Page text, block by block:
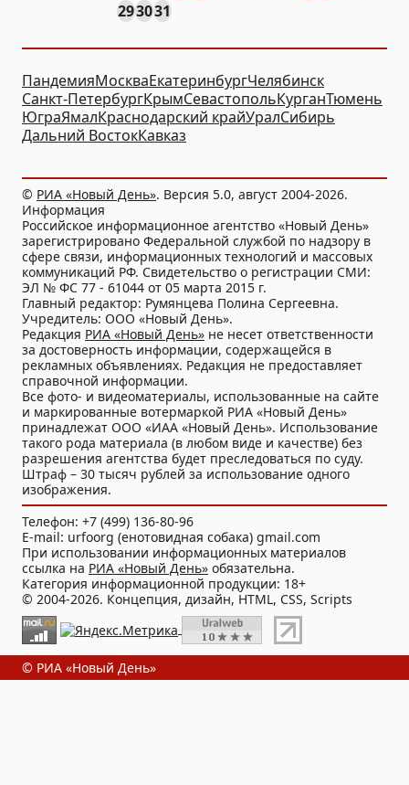
293031
ПандемияМоскваЕкатеринбургЧелябинск
Санкт-ПетербургКрымСевастопольКурганТюмень
ЮграЯмалКраснодарский крайУралСибирь
Дальний ВостокКавказ
© РИА «Новый День». Версия 5.0, август 2004-2026.
Информация
Российское информационное агентство «Новый День»
зарегистрировано Федеральной службой по надзору в
сфере связи, информационных технологий и массовых
коммуникаций РФ. Свидетельство о регистрации СМИ:
ЭЛ № ФС 77 - 61044 от 05 марта 2015 г.
Главный редактор: Румянцева Полина Сергеевна.
Учредитель: ООО «Новый День».
Редакция РИА «Новый День» не несет ответственности
за достоверность информации, содержащейся в
рекламных объявлениях. Редакция не предоставляет
справочной информации.
Все фото- и видеоматериалы, использованные на сайте
и маркированные вотермаркой РИА «Новый День»
принадлежат ООО «ИАА «Новый День». Использование
такого рода материала (в любом виде и качестве) без
разрешения агентства будет преследоваться по суду.
Штраф – 30 тысяч рублей за использование одного
изображения.
Телефон: +7 (499) 136-80-96
E-mail: urfoorg (енотовидная собака) gmail.com
При использовании информационных материалов
ссылка на РИА «Новый День» обязательна.
Категория информационной продукции: 18+
© 2004-2026. Концепция, дизайн, HTML, CSS, Scripts
© РИА «Новый День»